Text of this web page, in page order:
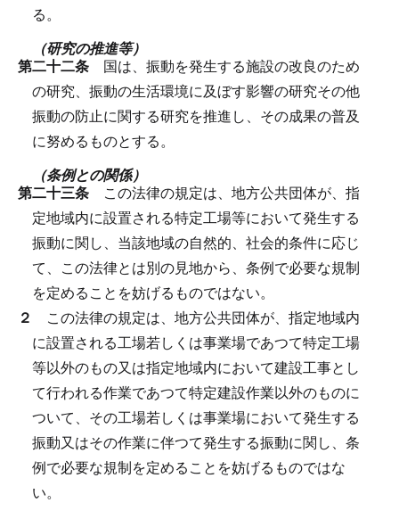
る。
（研究の推進等）
第二十二条 国は、振動を発生する施設の改良のため
の研究、振動の生活環境に及ぼす影響の研究その他
振動の防止に関する研究を推進し、その成果の普及
に努めるものとする。
（条例との関係）
第二十三条 この法律の規定は、地方公共団体が、指
定地域内に設置される特定工場等において発生する
振動に関し、当該地域の自然的、社会的条件に応じ
て、この法律とは別の見地から、条例で必要な規制
を定めることを妨げるものではない。
２ この法律の規定は、地方公共団体が、指定地域内
に設置される工場若しくは事業場であつて特定工場
等以外のもの又は指定地域内において建設工事とし
て行われる作業であつて特定建設作業以外のものに
ついて、その工場若しくは事業場において発生する
振動又はその作業に伴つて発生する振動に関し、条
例で必要な規制を定めることを妨げるものではな
い。